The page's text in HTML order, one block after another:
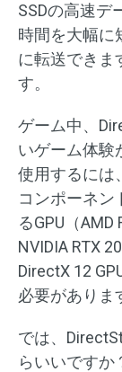
SSDの高速デ
時間を大幅に
に転送できま
す。
ゲーム中、
いゲーム体験
使用するには
コンポーネン
るGPU（
NVIDIA RTX
DirectX 12
必要がありま
では、
らいいですか